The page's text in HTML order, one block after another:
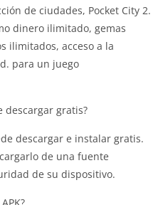
de ciudades, Pocket City 2.
dinero ilimitado, gemas
ilimitados, acceso a la
para un juego
descargar gratis?
descargar e instalar gratis.
de una fuente
de su dispositivo.